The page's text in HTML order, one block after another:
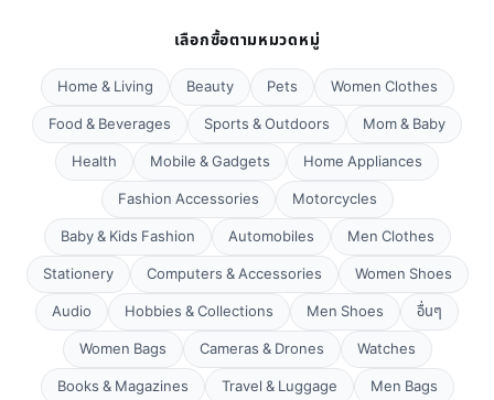
เลือกซื้อตามหมวดหมู่
Home & Living Beauty Pets
Women Clothes
Food & Beverages
Sports & Outdoors
Mom & Baby
Health
Mobile & Gadgets
Home Appliances
Fashion Accessories
Motorcycles
Baby & Kids Fashion
Automobiles
Men Clothes
Stationery
Computers & Accessories
Women Shoes
Audio
Hobbies & Collections Men Shoes
อื่นๆ
Women Bags
Cameras & Drones
Watches
Books & Magazines
Travel & Luggage Men Bags